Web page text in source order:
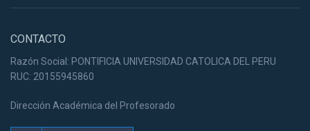
CONTACTO
Razón Social: PONTIFICIA UNIVERSIDAD CATOLICA DEL PERU
RUC: 20155945860
Dirección Académica del Profesorado